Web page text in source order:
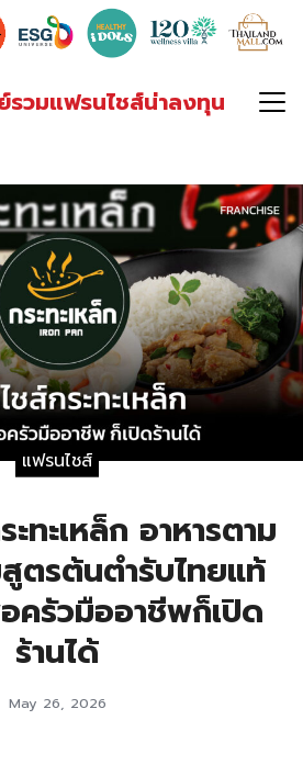
วมแฟรนไชส์น่าลงทุน
แฟรนไชส์
ทะเหล็ก อาหารตาม
ตรต้นตำรับไทยแท้
ครัวมืออาชีพก็เปิด
ร้านได้
May 26, 2026